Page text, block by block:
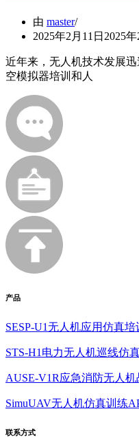
由 master
2025年2月11日 2025年
近年来，无人机技术发展
空模拟器培训和人
产品
SESP-U1无人机应用仿真
STS-H1电力无人机巡线仿
AUSE-V1R应急消防无人
SimuUAV无人机仿真训练
联系方式